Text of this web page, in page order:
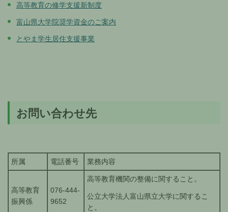
高等教育の修学支援新制度
富山県大学院奨学資金のご案内
とやま学生居住支援事業
お問い合わせ先
所属 電話番号 業務内容
高等教育
振興係
076-444-
9652
高等教育機関の整備に関すること。
公立大学法人富山県立大学に関するこ
と。